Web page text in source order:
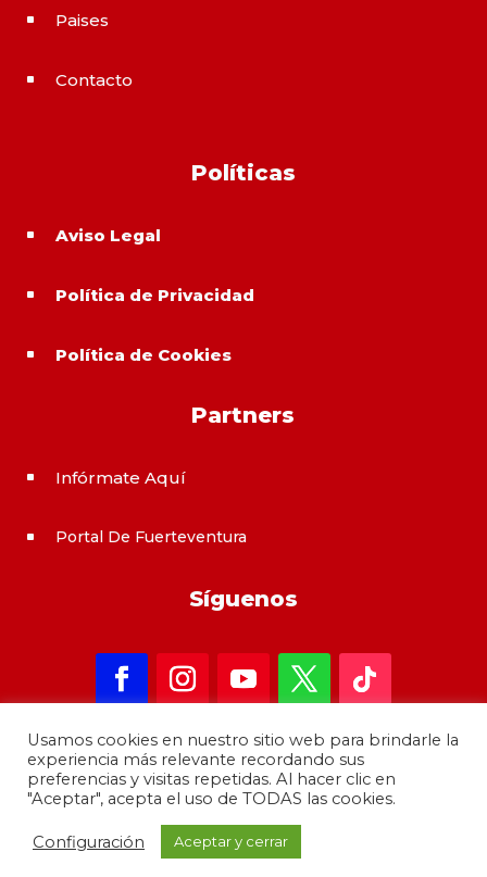
^ Paises
^ Contacto
Políticas
^ Aviso Legal
^ Política de Privacidad
^ Política de Cookies
Partners
^ Infórmate Aquí
^ Portal De Fuerteventura
Síguenos
Copyright 2021 – informateAqui · Desarrollado por
GrupoMoba –644 80 80 44
Usamos cookies en nuestro sitio web para brindarle la
experiencia más relevante recordando sus
preferencias y visitas repetidas. Al hacer clic en
"Aceptar", acepta el uso de TODAS las cookies.
Configuración Aceptar y cerrar